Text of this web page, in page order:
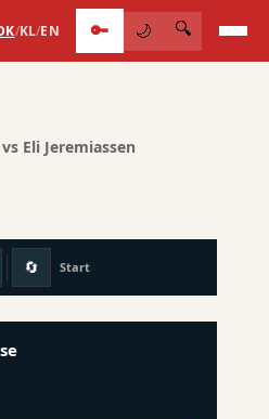
/KL/EN 🔑 🌙 🔍
Eli Jeremiassen
🔄 Start